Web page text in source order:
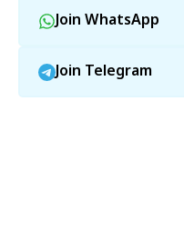
Join WhatsApp
Join Telegram